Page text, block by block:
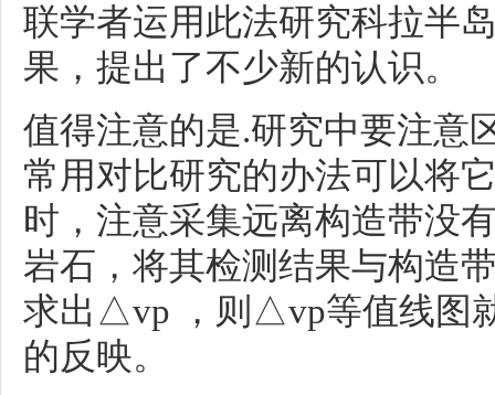
联学者运用此法研究科拉半
果，提出了不少新的认识。
值得注意的是.研究中要注意
常用对比研究的办法可以将
时，注意采集远离构造带没
岩石，将其检测结果与构造
求出△vp ，则△vp等值线图
的反映。